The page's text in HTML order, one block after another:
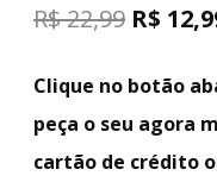
R$22,99 R$
Clique no botão
peça o seu agora
cartão de crédito